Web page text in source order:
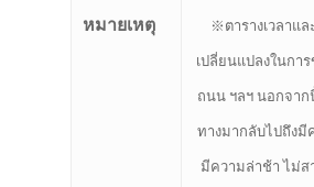
หมายเหตุ ※ตารางเวลาแ
เปลี่ยนแปลงในกา
ถนน ฯลฯ นอกจา
ทางมากลับไปถึงมี
มีความล่าช้า ไม่ส